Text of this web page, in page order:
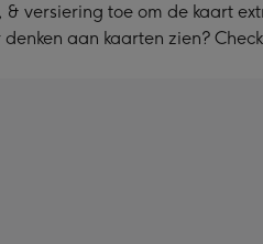
versiering toe om de kaart
aan kaarten zien?